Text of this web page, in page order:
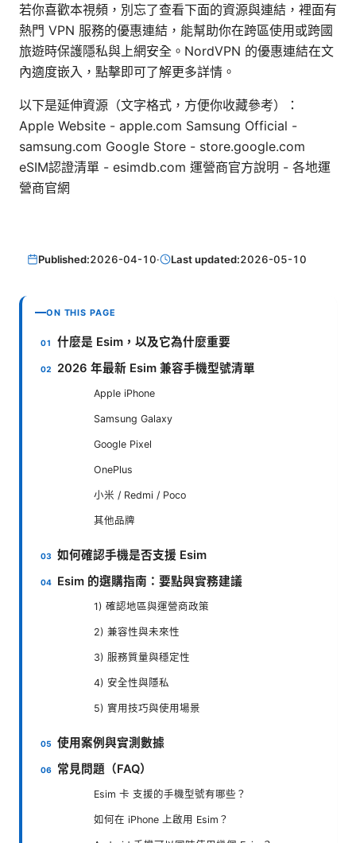
若你喜歡本視頻，別忘了查看下面的資源與連結，裡面有
熱門 VPN 服務的優惠連結，能幫助你在跨區使用或跨國
旅遊時保護隱私與上網安全。NordVPN 的優惠連結在文
內適度嵌入，點擊即可了解更多詳情。
以下是延伸資源（文字格式，方便你收藏參考）：
Apple Website - apple.com Samsung Official -
samsung.com Google Store - store.google.com
eSIM認證清單 - esimdb.com 運營商官方說明 - 各地運
營商官網
Published:2026-04-10· Last updated:2026-05-10
ON THIS PAGE
什麼是 Esim，以及它為什麼重要
2026 年最新 Esim 兼容手機型號清單
Apple iPhone
Samsung Galaxy
Google Pixel
OnePlus
小米 / Redmi / Poco
其他品牌
如何確認手機是否支援 Esim
Esim 的選購指南：要點與實務建議
1) 確認地區與運營商政策
2) 兼容性與未來性
3) 服務質量與穩定性
4) 安全性與隱私
5) 實用技巧與使用場景
使用案例與實測數據
常見問題（FAQ）
Esim 卡 支援的手機型號有哪些？
如何在 iPhone 上啟用 Esim？